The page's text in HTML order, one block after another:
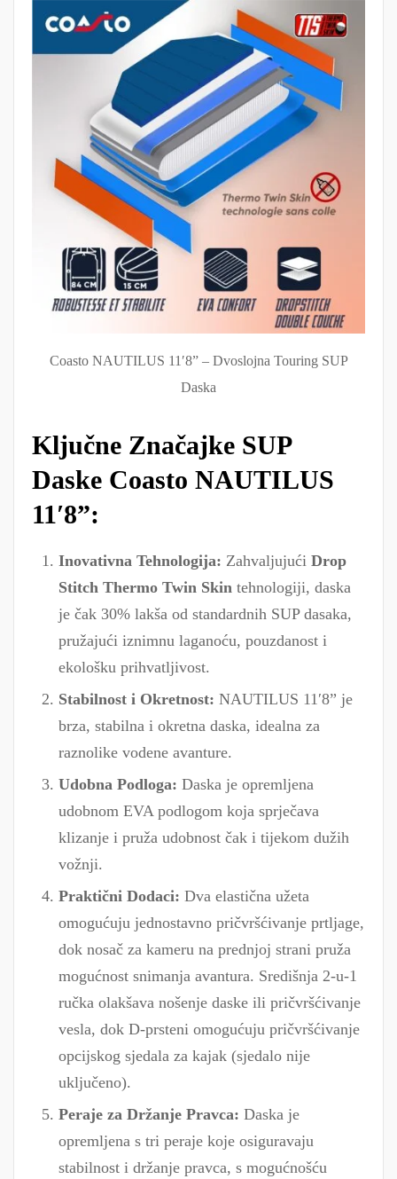
Coasto NAUTILUS 11′8” – Dvoslojna Touring SUP
Daska
Ključne Značajke SUP
Daske Coasto NAUTILUS
11′8”:
Inovativna Tehnologija: Zahvaljujući Drop
Stitch Thermo Twin Skin tehnologiji, daska
je čak 30% lakša od standardnih SUP dasaka,
pružajući iznimnu laganoću, pouzdanost i
ekološku prihvatljivost.
Stabilnost i Okretnost: NAUTILUS 11′8” je
brza, stabilna i okretna daska, idealna za
raznolike vodene avanture.
Udobna Podloga: Daska je opremljena
udobnom EVA podlogom koja sprječava
klizanje i pruža udobnost čak i tijekom dužih
vožnji.
Praktični Dodaci: Dva elastična užeta
omogućuju jednostavno pričvršćivanje prtljage,
dok nosač za kameru na prednjoj strani pruža
mogućnost snimanja avantura. Središnja 2-u-1
ručka olakšava nošenje daske ili pričvršćivanje
vesla, dok D-prsteni omogućuju pričvršćivanje
opcijskog sjedala za kajak (sjedalo nije
uključeno).
Peraje za Držanje Pravca: Daska je
opremljena s tri peraje koje osiguravaju
stabilnost i držanje pravca, s mogućnošću